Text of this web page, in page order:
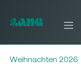
Weihnachten 2026